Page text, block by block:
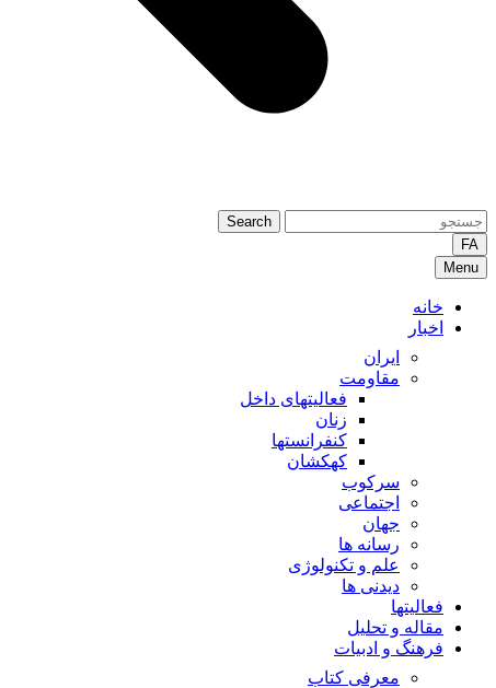
Search
FA
Menu
خانه
اخبار
ایران
مقاومت
فعالیتهای داخل
زنان
کنفرانستها
کهکشان
سرکوب
اجتماعی
جهان
رسانه ها
علم و تکنولوژی
دیدنی ها
فعالیتها
مقاله و تحلیل
فرهنگ و ادبیات
معرفی کتاب